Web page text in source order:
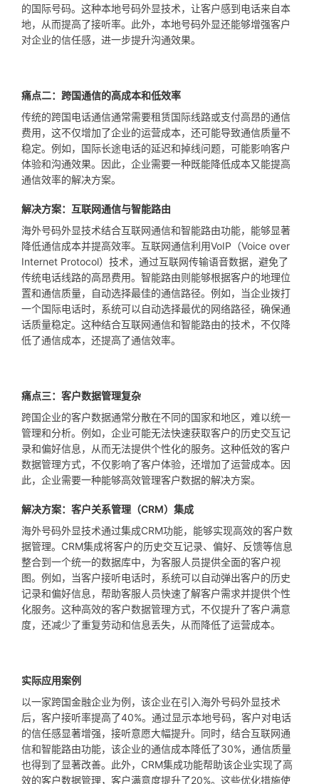
的国际号码。这种本地号码外显技术，让客户感到电话来自本
地，从而提高了接听率。此外，本地号码外显还能够增强客户
对企业的信任感，进一步提升沟通效果。
痛点二：跨国通信的高成本和低效率
传统的跨国电话通信通常需要租赁国际线路或支付高昂的通信
费用，这不仅增加了企业的运营成本，还可能导致通信质量不
稳定。例如，国际长途电话的延迟和掉线问题，可能影响客户
体验和沟通效果。因此，企业需要一种既能降低成本又能提高
通信效率的解决方案。
解决方案：互联网通信与智能路由
海外号码外显技术结合互联网通信和智能路由功能，能够显著
降低通信成本并提高效率。互联网通信利用VoIP（Voice over
Internet Protocol）技术，通过互联网传输语音数据，避免了
传统电话线路的高昂费用。智能路由则能够根据客户的地理位
置和通信质量，自动选择最佳的通信路径。例如，当企业拨打
一个国际电话时，系统可以自动选择最优的网络路径，确保通
话质量稳定。这种结合互联网通信和智能路由的技术，不仅降
低了通信成本，还提高了通信效率。
痛点三：客户数据管理复杂
跨国企业的客户数据通常分散在不同的国家和地区，难以统一
管理和分析。例如，企业可能无法快速获取客户的历史交互记
录和偏好信息，从而无法提供个性化的服务。这种低效的客户
数据管理方式，不仅影响了客户体验，还增加了运营成本。因
此，企业需要一种能够高效管理客户数据的解决方案。
解决方案：客户关系管理（CRM）集成
海外号码外显技术通过集成CRM功能，能够实现高效的客户数
据管理。CRM集成将客户的历史交互记录、偏好、反馈等信息
整合到一个统一的数据库中，为客服人员提供全面的客户视
图。例如，当客户接听电话时，系统可以自动弹出客户的历史
记录和偏好信息，帮助客服人员快速了解客户需求并提供个性
化服务。这种高效的客户数据管理方式，不仅提升了客户满意
度，还减少了重复劳动和信息丢失，从而降低了运营成本。
实际应用案例
以一家跨国金融企业为例，该企业在引入海外号码外显技术
后，客户接听率提高了40%。通过显示本地号码，客户对电话
的信任感显著增强，接听意愿大幅提升。同时，结合互联网通
信和智能路由功能，该企业的通信成本降低了30%，通信质量
也得到了显著改善。此外，CRM集成功能帮助该企业实现了高
效的客户数据管理，客户满意度提升了20%。这些优化措施使